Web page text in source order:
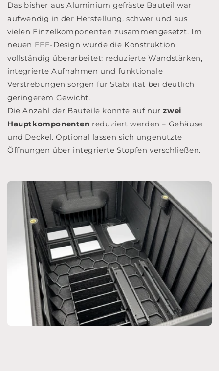
Das bisher aus Aluminium gefräste Bauteil war
aufwendig in der Herstellung, schwer und aus
vielen Einzelkomponenten zusammengesetzt. Im
neuen FFF-Design wurde die Konstruktion
vollständig überarbeitet: reduzierte Wandstärken,
integrierte Aufnahmen und funktionale
Verstrebungen sorgen für Stabilität bei deutlich
geringerem Gewicht.
Die Anzahl der Bauteile konnte auf nurzwei
Hauptkomponenten reduziert werden – Gehäuse
und Deckel. Optional lassen sich ungenutzte
Öffnungen über integrierte Stopfen verschließen.